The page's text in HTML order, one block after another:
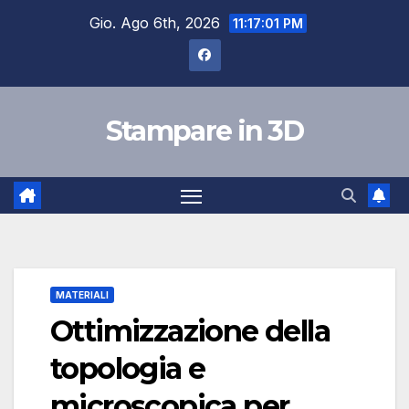
Gio. Ago 6th, 2026 11:17:02 PM
Stampare in 3D
MATERIALI
Ottimizzazione della
topologia e